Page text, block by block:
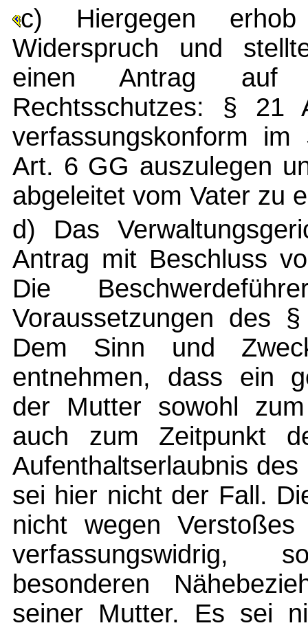
c) Hiergegen erhob
Widerspruch und
einen Antrag auf
Rechtsschutzes: §
verfassungskonform
Art. 6 GG auszulegen
abgeleitet vom Vater zu
d) Das
Antrag mit Beschluss
Die
Voraussetzungen des
Dem Sinn und
entnehmen, dass ein
der Mutter sowohl
auch zum Zeitpunkt
Aufenthaltserlaubnis
sei hier nicht der Fall.
nicht wegen
verfassungswidrig,
besonderen
seiner Mutter. Es sei